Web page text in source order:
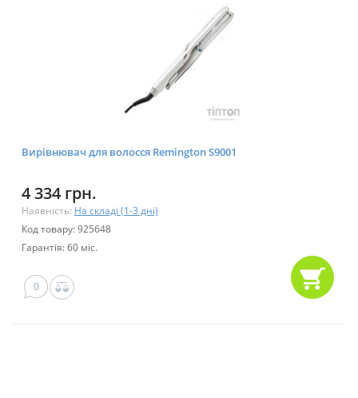
Вирівнювач для волосся Remington S9001
4 334 грн.
Наявність: На складі (1-3 дні)
Код товару: 925648
Гарантія: 60 міс.
0